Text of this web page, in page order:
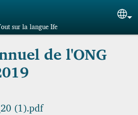
sur la langue Ife
de l'ONG
(1).pdf